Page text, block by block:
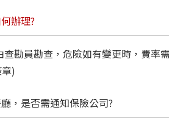
辦理?
勘員勘查，危險如有變更時，費率
)
，是否需通知保險公司?